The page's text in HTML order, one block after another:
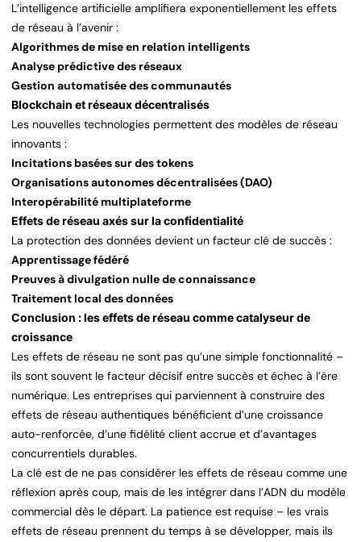
L’intelligence artificielle amplifiera exponentiellement les effets
de réseau à l’avenir :
Algorithmes de mise en relation intelligents
Analyse prédictive des réseaux
Gestion automatisée des communautés
Blockchain et réseaux décentralisés
Les nouvelles technologies permettent des modèles de réseau
innovants :
Incitations basées sur des tokens
Organisations autonomes décentralisées (DAO)
Interopérabilité multiplateforme
Effets de réseau axés sur la confidentialité
La protection des données devient un facteur clé de succès :
Apprentissage fédéré
Preuves à divulgation nulle de connaissance
Traitement local des données
Conclusion : les effets de réseau comme catalyseur de
croissance
Les effets de réseau ne sont pas qu’une simple fonctionnalité –
ils sont souvent le facteur décisif entre succès et échec à l’ère
numérique. Les entreprises qui parviennent à construire des
effets de réseau authentiques bénéficient d’une croissance
auto-renforcée, d’une fidélité client accrue et d’avantages
concurrentiels durables.
La clé est de ne pas considérer les effets de réseau comme une
réflexion après coup, mais de les intégrer dans l’ADN du modèle
commercial dès le départ. La patience est requise – les vrais
effets de réseau prennent du temps à se développer, mais ils